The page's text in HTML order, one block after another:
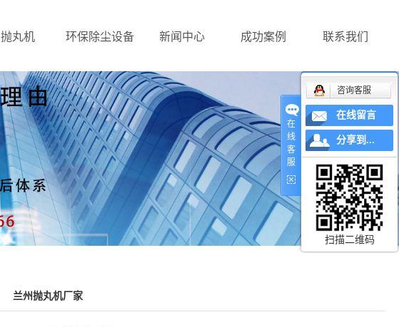
抛丸机 环保除尘设备 新闻中心 成功案例 联系我们
兰州抛丸机厂家
在
线
客
服
咨询客服
在线留言
分享到...
扫描二维码